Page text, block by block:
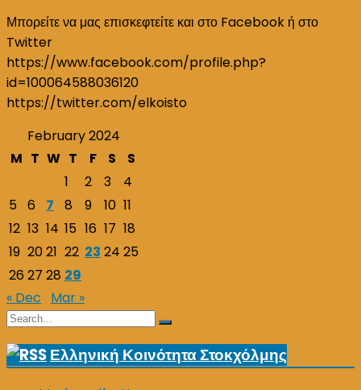
Μπορείτε να μας επισκεφτείτε και στο Facebook ή στο
Twitter
https://www.facebook.com/profile.php?
id=100064588036120
https://twitter.com/elkoisto
February 2024
M T W T F S
S
1
2 3
4
5 6 7 8 9 10 11
12 13 14 15 16 17 18
19 2021 22 23 24 25
26 27 28 29
« Dec
Mar »
Search
Search
Ελληνική Κοινότητα Στοκχόλμης